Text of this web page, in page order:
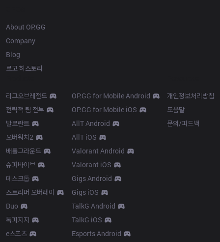
About OP.GG
Company
Blog
로고 히스토리
리그오브레전드
전략적 팀 전투
발로란트
오버워치2
배틀그라운드
슈퍼바이브
데스크톱
스트리머 오버레이
Duo
톡피지지
e스포츠
OP.GG for Mobile Android
OP.GG for Mobile iOS
AllT Android
AllT iOS
Valorant Android
Valorant iOS
Gigs Android
Gigs iOS
TalkG Android
TalkG iOS
Esports Android
개인정보처리방침
도움말
문의/피드백